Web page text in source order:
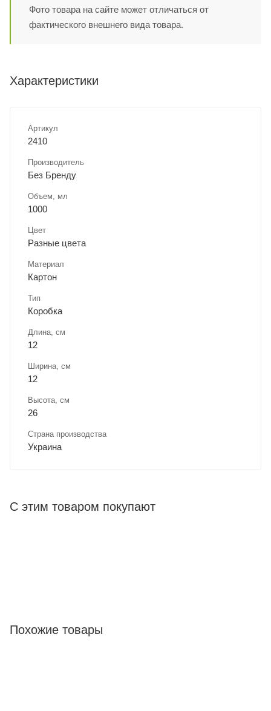
Фото товара на сайте может отличаться от
фактического внешнего вида товара.
Характеристики
Артикул
2410
Производитель
Без Бренду
Объем, мл
1000
Цвет
Разные цвета
Материал
Картон
Тип
Коробка
Длина, cм
12
Ширина, cм
12
Высота, см
26
Страна производства
Украина
С этим товаром покупают
Похожие товары